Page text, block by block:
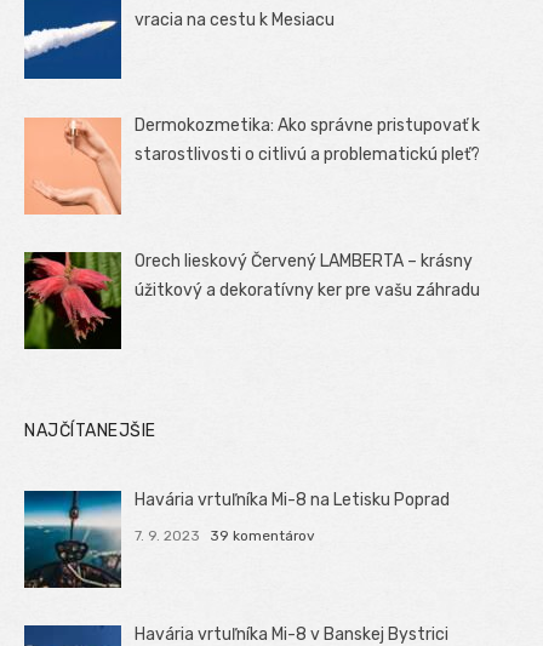
vracia na cestu k Mesiacu
Dermokozmetika: Ako správne pristupovať k
starostlivosti o citlivú a problematickú pleť?
Orech lieskový Červený LAMBERTA – krásny
úžitkový a dekoratívny ker pre vašu záhradu
NAJČÍTANEJŠIE
Havária vrtuľníka Mi-8 na Letisku Poprad
7. 9. 2023 39 komentárov
Havária vrtuľníka Mi-8 v Banskej Bystrici